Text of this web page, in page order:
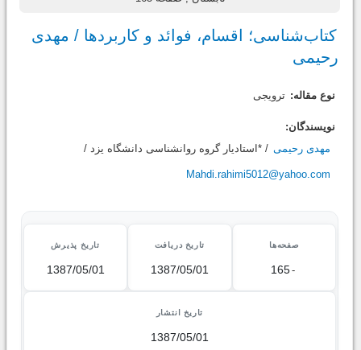
کتاب‌شناسی؛‌ اقسام، فوائد و کاربردها / مهدی
رحیمی
نوع مقاله: ترویجی
نویسندگان:
مهدی رحیمی / *استادیار گروه روانشناسی دانشگاه یزد /
Mahdi.rahimi5012@yahoo.com
صفحه‌ها
165-
تاریخ دریافت
1387/05/01
تاریخ پذیرش
1387/05/01
تاریخ انتشار
1387/05/01